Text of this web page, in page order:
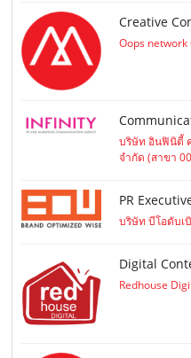
Creative
Oops network
บริษัท อินฟินิตี้
จำกัด (สาขา
PR
บริษัท บีโอดับเ
Digital
Redhouse